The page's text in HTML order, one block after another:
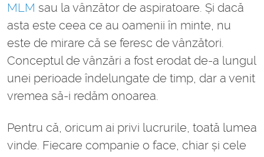
MLM sau la vânzător de aspiratoare. Și dacă
asta este ceea ce au oamenii în minte, nu
este de mirare că se feresc de vânzători.
Conceptul de vânzări a fost erodat de-a lungul
unei perioade îndelungate de timp, dar a venit
vremea să-i redăm onoarea.
Pentru că, oricum ai privi lucrurile, toată lumea
vinde. Fiecare companie o face, chiar și cele